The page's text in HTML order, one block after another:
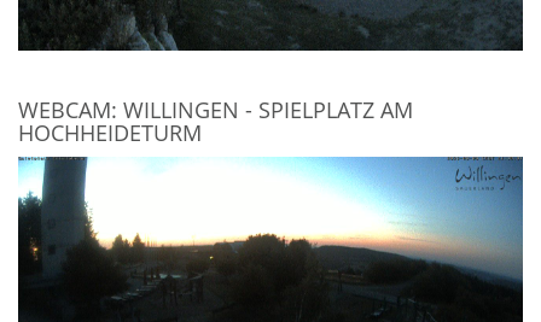
WEBCAM: WILLINGEN - SPIELPLATZ AM
HOCHHEIDETURM